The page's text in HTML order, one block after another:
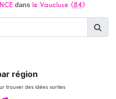
dans le Vaucluse (84)
région
trouver des idées sorties